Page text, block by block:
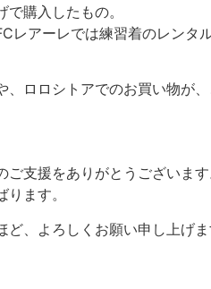
購入したもの。
レアーレでは練習着のレンタ
、ロロシトアでのお買い物が
ご支援をありがとうございま
ます。
ど、よろしくお願い申し上げま